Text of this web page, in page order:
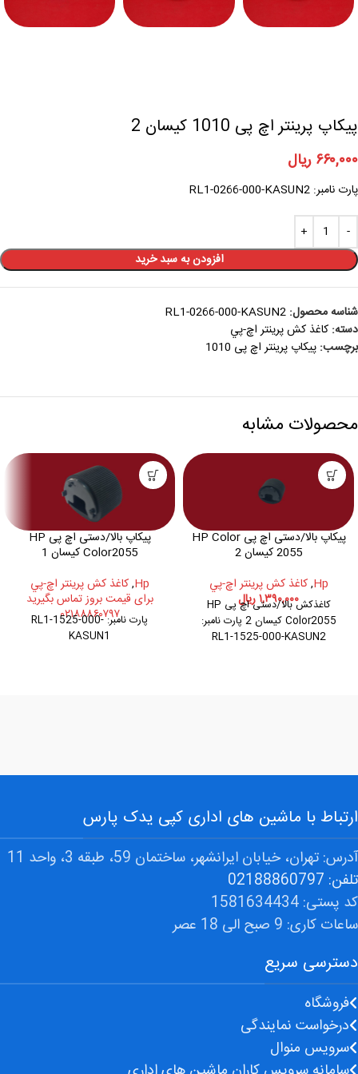
پیکاپ پرینتر اچ پی 1010 کیسان 2
۶۶۰,۰۰۰ ریال
پارت نامبر: RL1-0266-000-KASUN2
افزودن به سبد خرید
شناسه محصول: RL1-0266-000-KASUN2
دسته: کاغذ کش پرينتر اچ-پي
برچسب: پیکاپ پرینتر اچ پی 1010
محصولات مشابه
پیکاپ بالا/دستی اچ پی HP Color
2055 کیسان 2
Hp
,کاغذ کش پرينتر اچ-پي
۱,۳۹۰,۰۰۰ریال
کاغذکش بالا/دستی اچ پی HP
Color2055 کیسان 2 پارت نامبر:
RL1-1525-000-KASUN2
پیکاپ بالا/دستی اچ پی HP
Color2055 کیسان 1
Hp
,کاغذ کش پرينتر اچ-پي
برای قیمت بروز تماس بگیرید
۰۲۱۸۸۸۶۰۷۹۷
پارت نامبر: RL1-1525-000-
KASUN1
دسترسی سریع
فروشگاه
درخواست نمایندگی
سرویس منوال
ارتباط با ماشین های اداری کپی یدک پارس
آدرس: تهران، خیابان ایرانشهر، ساختمان 59، طبقه 3، واحد 11
تلفن: 02188860797
کد پستی: 1581634434
ساعات کاری: 9 صبح الی 18 عصر